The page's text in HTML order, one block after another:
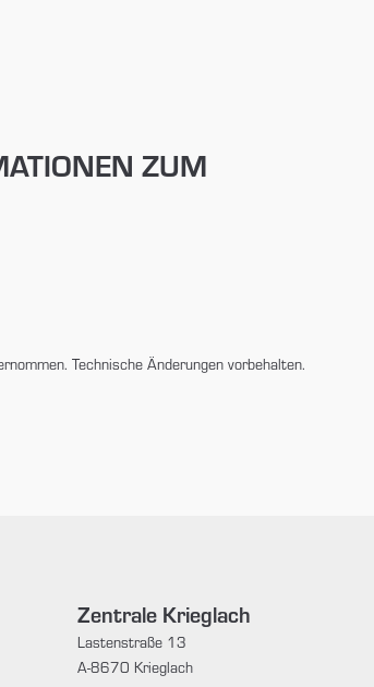
ZUM
Technische Änderungen vorbehalten.
Zentrale Krieglach
Lastenstraße 13
A-8670 Krieglach